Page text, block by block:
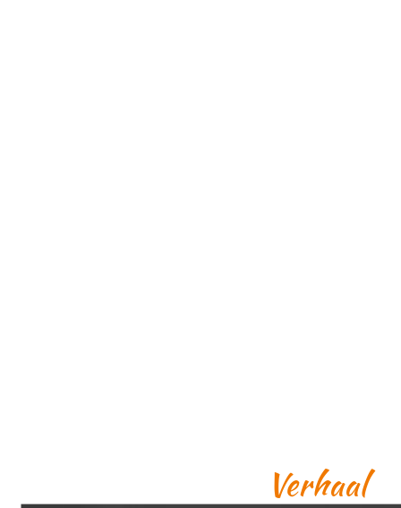
Verhaal